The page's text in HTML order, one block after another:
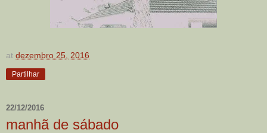
at dezembro 25, 2016
Partilhar
22/12/2016
manhã de sábado